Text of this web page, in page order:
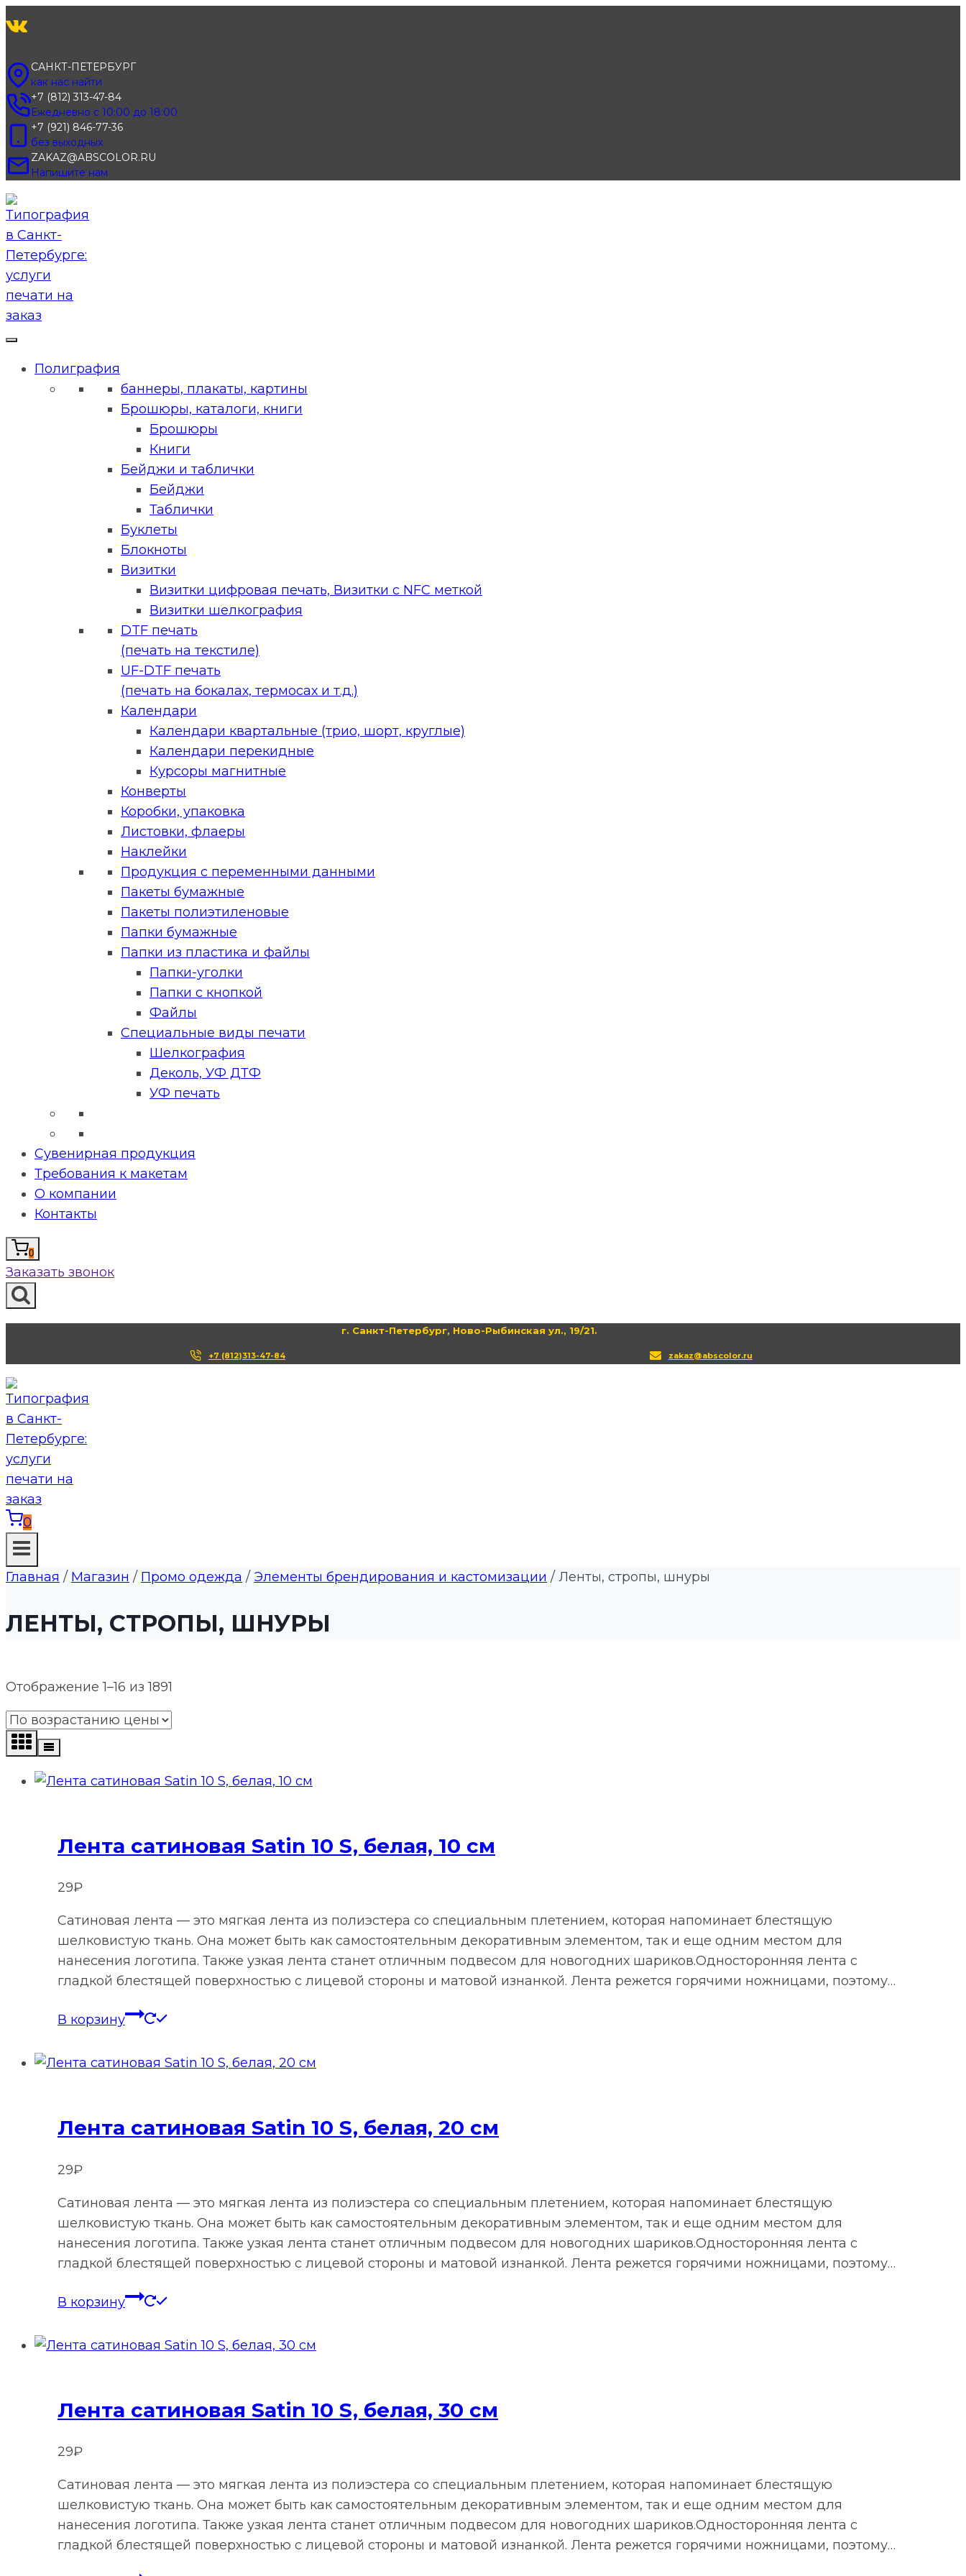
к
САНКТ-ПЕТЕРБУРГ
как нас найти
+7 (812) 313-47-84
Ежедневно с 10:00 до 18:00
+7 (921) 846-77-36
без выходных
ZAKAZ@ABSCOLOR.RU
Напишите нам
Полиграфия
баннеры, плакаты, картины
Брошюры, каталоги, книги
Брошюры
Книги
Бейджи и таблички
Бейджи
Таблички
Буклеты
Блокноты
Визитки
Визитки цифровая печать, Визитки с NFC меткой
Визитки шелкография
DTF печать
(печать на текстиле)
UF-DTF печать
(печать на бокалах, термосах и т.д.)
Календари
Календари квартальные (трио, шорт, круглые)
Календари перекидные
Курсоры магнитные
Конверты
Коробки, упаковка
Листовки, флаеры
Наклейки
Продукция с переменными данными
Пакеты бумажные
Пакеты полиэтиленовые
Папки бумажные
Папки из пластика и файлы
Папки-уголки
Папки с кнопкой
Файлы
Специальные виды печати
Шелкография
Деколь, УФ ДТФ
УФ печать
Сувенирная продукция
Требования к макетам
О компании
Контакты
0
Заказать звонок
г. Санкт-Петербург, Ново-Рыбинская ул., 19/21.
+7 (812)313-47-84 zakaz@abscolor.ru
0
Главная / Магазин / Промо одежда / Элементы брендирования и кастомизации / Ленты, стропы, шнуры
ЛЕНТЫ, СТРОПЫ, ШНУРЫ
Отображение 1–16 из 1891
Лента сатиновая Satin 10 S, белая, 10 см
29₽
Сатиновая лента — это мягкая лента из полиэстера со специальным плетением, которая напоминает блестящую
шелковистую ткань. Она может быть как самостоятельным декоративным элементом, так и еще одним местом для
нанесения логотипа. Также узкая лента станет отличным подвесом для новогодних шариков.Односторонняя лента с
гладкой блестящей поверхностью с лицевой стороны и матовой изнанкой. Лента режется горячими ножницами, поэтому…
В корзину
Лента сатиновая Satin 10 S, белая, 20 см
29₽
Сатиновая лента — это мягкая лента из полиэстера со специальным плетением, которая напоминает блестящую
шелковистую ткань. Она может быть как самостоятельным декоративным элементом, так и еще одним местом для
нанесения логотипа. Также узкая лента станет отличным подвесом для новогодних шариков.Односторонняя лента с
гладкой блестящей поверхностью с лицевой стороны и матовой изнанкой. Лента режется горячими ножницами, поэтому…
В корзину
Лента сатиновая Satin 10 S, белая, 30 см
29₽
Сатиновая лента — это мягкая лента из полиэстера со специальным плетением, которая напоминает блестящую
шелковистую ткань. Она может быть как самостоятельным декоративным элементом, так и еще одним местом для
нанесения логотипа. Также узкая лента станет отличным подвесом для новогодних шариков.Односторонняя лента с
гладкой блестящей поверхностью с лицевой стороны и матовой изнанкой. Лента режется горячими ножницами, поэтому…